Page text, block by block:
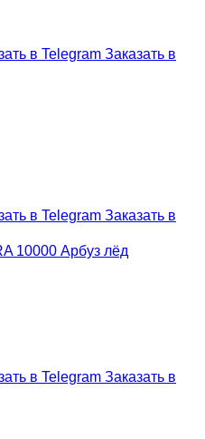
Заказать в
Заказать в
Заказать в